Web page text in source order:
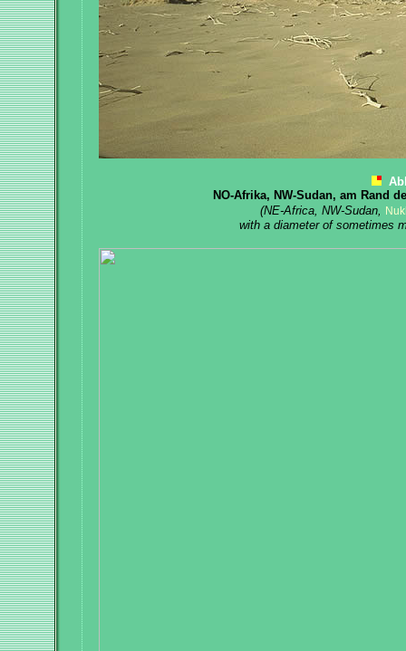
NO-Afrika, NW-Sudan, am Rand
(NE-Africa, NW-Sudan,
with a diameter of sometimes